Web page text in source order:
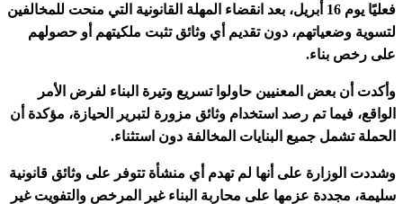
فعليًا يوم 16 أبريل، بعد انقضاء المهلة القانونية التي منحت للمخالفين
لتسوية وضعياتهم، دون تقديم أي وثائق تثبت ملكيتهم أو حصولهم
على رخص بناء.
وأكدت أن بعض المعنيين حاولوا تسريع وتيرة البناء لفرض الأمر
الواقع، فيما تم رصد استخدام وثائق مزورة لتبرير الحيازة، مؤكدة أن
الحملة تشمل جميع البنايات المخالفة دون استثناء.
وشددت الوزارة على أنها لم تهدم أي منشأة تتوفر على وثائق قانونية
سليمة، مجددة عزمها على محاربة البناء غير المرخص والتفويت غير